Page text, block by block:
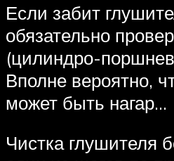
Если забит
обязательно
(цилиндро-
Вполне вероятно,
может быть нагар…
Чистка глушителя